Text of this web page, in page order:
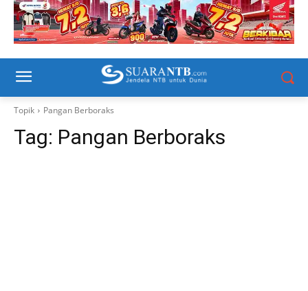
Topik Pangan Berboraks
Tag: Pangan Berboraks